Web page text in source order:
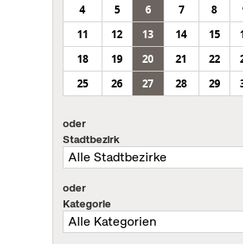
4
5 6 7 8
11
12 13 14 15
18
19 20 21 22
25
26 27 28 29
oder
Stadtbezirk
oder
Kategorie